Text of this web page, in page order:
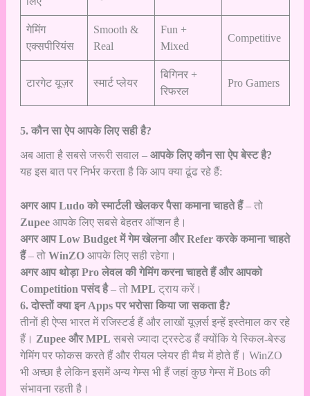
गेमिंग
एक्सपीरियंस
Smooth &
Real
Fun +
Mixed
Competitive
टारगेट यूज़र स्मार्ट प्लेयर
बिगिनर +
रिफरल
Pro Gamers
5. कौन सा ऐप आपके लिए सही है?
अब आता है सबसे जरूरी सवाल – आपके लिए कौन सा ऐप बेस्ट है?
यह इस बात पर निर्भर करता है कि आप क्या ढूंढ रहे हैं:
अगर आप Ludo को स्मार्टली खेलकर पैसा कमाना चाहते हैं– तो
Zupeeआपके लिए सबसे बेहतर ऑप्शन है।
अगर आप Low Budget में गेम खेलना और Refer करके कमाना चाहते
हैं– तो WinZOआपके लिए सही रहेगा।
अगर आप थोड़ा Pro लेवल की गेमिंग करना चाहते हैं और आपको
Competition पसंद है– तो MPL ट्राय करें।
6. दोस्तों क्या इन Apps पर भरोसा किया जा सकता है?
तीनों ही ऐप्स भारत में रजिस्टर्ड हैं और लाखों यूज़र्स इन्हें इस्तेमाल कर रहे
हैं। Zupee और MPL सबसे ज्यादा ट्रस्टेड हैं क्योंकि ये स्किल-बेस्ड
गेमिंग पर फोकस करते हैं और रीयल प्लेयर ही मैच में होते हैं। WinZO
भी अच्छा है लेकिन इसमें अन्य गेम्स भी हैं जहां कुछ गेम्स में Bots की
संभावना रहती है।